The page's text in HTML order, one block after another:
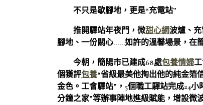
不只是歇腳地，更是“充電站”
推開驛站年夜門，微甜心網波爐、
腳地、一份關心……如許的溫馨場景，在
今朝，簡陽市已建成68處包養情婦
個獲評包養“省級最美他掏出他的純金箔
金色。工會驛站”，5個職工驛站完成24小
分鐘之家”等辦事陣地進級賦能，增設微